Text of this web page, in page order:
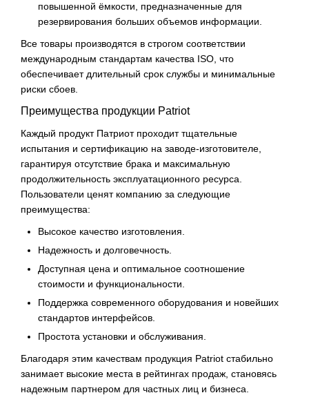
повышенной ёмкости, предназначенные для
резервирования больших объемов информации.
Все товары производятся в строгом соответствии
международным стандартам качества ISO, что
обеспечивает длительный срок службы и минимальные
риски сбоев.
Преимущества продукции Patriot
Каждый продукт Патриот проходит тщательные
испытания и сертификацию на заводе-изготовителе,
гарантируя отсутствие брака и максимальную
продолжительность эксплуатационного ресурса.
Пользователи ценят компанию за следующие
преимущества:
Высокое качество изготовления.
Надежность и долговечность.
Доступная цена и оптимальное соотношение
стоимости и функциональности.
Поддержка современного оборудования и новейших
стандартов интерфейсов.
Простота установки и обслуживания.
Благодаря этим качествам продукция Patriot стабильно
занимает высокие места в рейтингах продаж, становясь
надежным партнером для частных лиц и бизнеса.